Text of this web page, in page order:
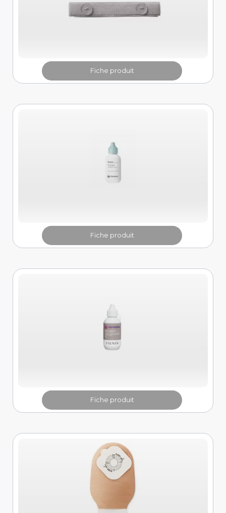
Fiche produit
Fiche produit
Fiche produit